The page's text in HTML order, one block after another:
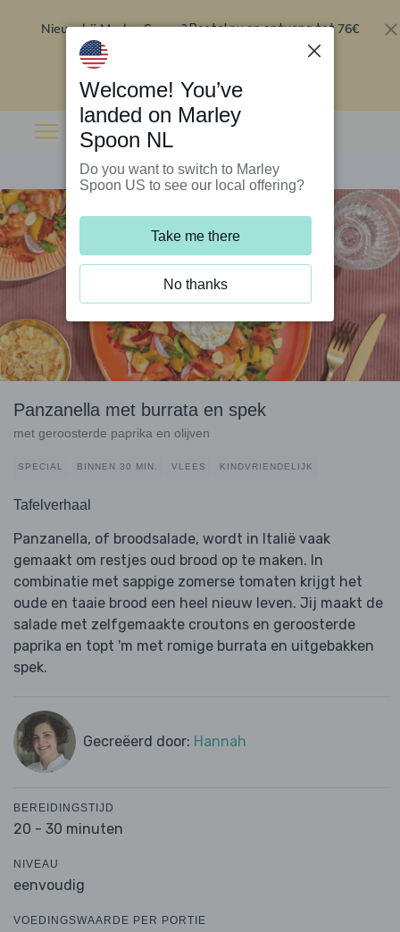
Nieuw bij Marley Spoon?Bestel nu en ontvang tot 76€
Panzanella met burrata en spek
met geroosterde paprika en olijven
SPECIAL BINNEN 30 MIN. VLEES KINDVRIENDELIJK
Tafelverhaal
Panzanella, of broodsalade, wordt in Italië vaak
gemaakt om restjes oud brood op te maken. In
combinatie met sappige zomerse tomaten krijgt het
oude en taaie brood een heel nieuw leven. Jij maakt de
salade met zelfgemaakte croutons en geroosterde
paprika en topt 'm met romige burrata en uitgebakken
spek.
Gecreëerd door: Hannah
BEREIDINGSTIJD
20 - 30 minuten
NIVEAU
eenvoudig
VOEDINGSWAARDE PER PORTIE
Welcome! You’ve
landed on Marley
Spoon NL
Do you want to switch to Marley
Spoon US to see our local offering?
Take me there
No thanks